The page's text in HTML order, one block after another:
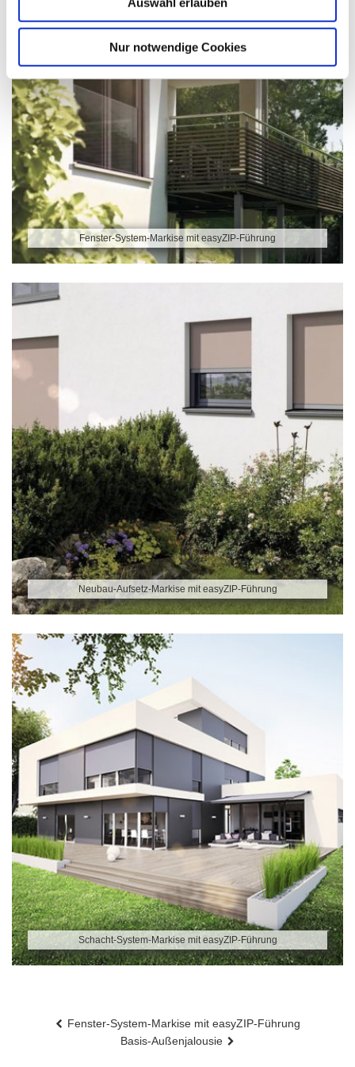
Nur notwendige Cookies
Fenster-System-Markise mit easyZIP-Führung
Neubau-Aufsetz-Markise mit easyZIP-Führung
Schacht-System-Markise mit easyZIP-Führung
Fenster-System-Markise mit easyZIP-Führung
Basis-Außenjalousie